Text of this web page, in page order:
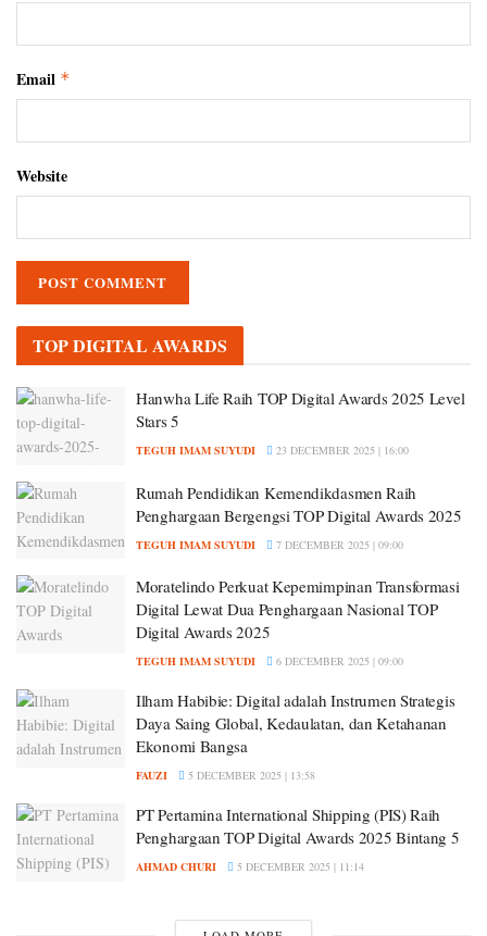
Email *
Website
TOP DIGITAL AWARDS
Hanwha Life Raih TOP Digital Awards 2025 Level
Stars 5
TEGUH IMAM SUYUDI 23 DECEMBER 2025 | 16:00
Rumah Pendidikan Kemendikdasmen Raih
Penghargaan Bergengsi TOP Digital Awards 2025
TEGUH IMAM SUYUDI 7 DECEMBER 2025 | 09:00
Moratelindo Perkuat Kepemimpinan Transformasi
Digital Lewat Dua Penghargaan Nasional TOP
Digital Awards 2025
TEGUH IMAM SUYUDI 6 DECEMBER 2025 | 09:00
Ilham Habibie: Digital adalah Instrumen Strategis
Daya Saing Global, Kedaulatan, dan Ketahanan
Ekonomi Bangsa
FAUZI 5 DECEMBER 2025 | 13:58
PT Pertamina International Shipping (PIS) Raih
Penghargaan TOP Digital Awards 2025 Bintang 5
AHMAD CHURI 5 DECEMBER 2025 | 11:14